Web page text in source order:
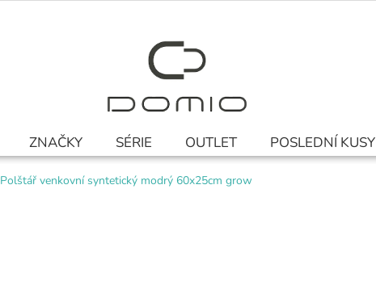
ZNAČKY SÉRIE OUTLET POSLEDNÍ KUSY
Polštář venkovní syntetický modrý 60x25cm grow